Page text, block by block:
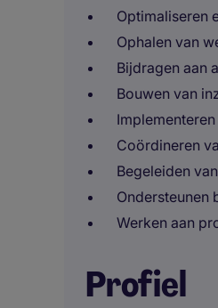
Optimaliseren
Ophalen van
Bijdragen aan
Bouwen van
Coördineren
Begeleiden
Ondersteunen
Werken aan
Profiel